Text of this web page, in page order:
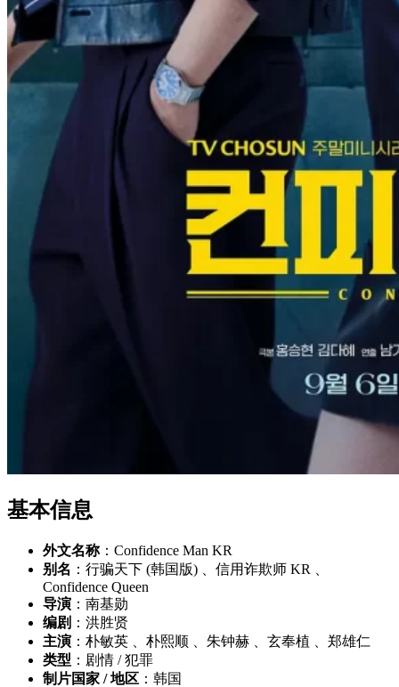
基本信息
外文名称：Confidence Man KR
别名 ：行骗天下 (韩国版) 、信用诈欺师 KR 、
Confidence Queen
导演 ：南基勋
编剧 ：洪胜贤
主演 ：朴敏英 、朴熙顺 、朱钟赫 、玄奉植 、郑雄仁
类型 ：剧情 / 犯罪
制片国家 / 地区 ：韩国